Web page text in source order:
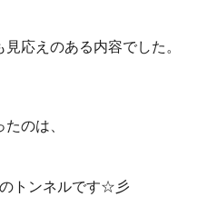
応えのある内容でした。
のは、
トンネルです☆彡